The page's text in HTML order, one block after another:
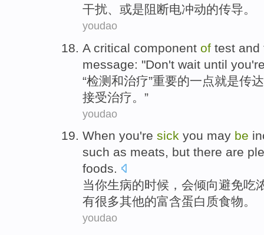
干扰、 或是阻断电冲动的传导。
youdao
A critical component of test and
message: "Don't wait until
“检测 和治疗”重要的一点就是传
接受治疗。”
youdao
When you're sick you may be
such as meats, but there are
foods.
当你生病的时候， 会倾向避免吃
有很多其他的富含蛋白质食物。
youdao